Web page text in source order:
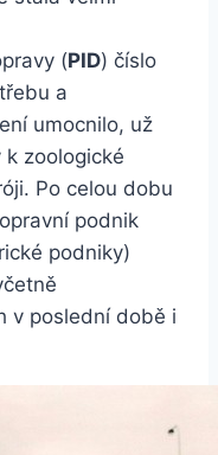
(PID) číslo
a
umocnilo, už
zoologické
Po celou dobu
podnik
podniky)
v poslední době i